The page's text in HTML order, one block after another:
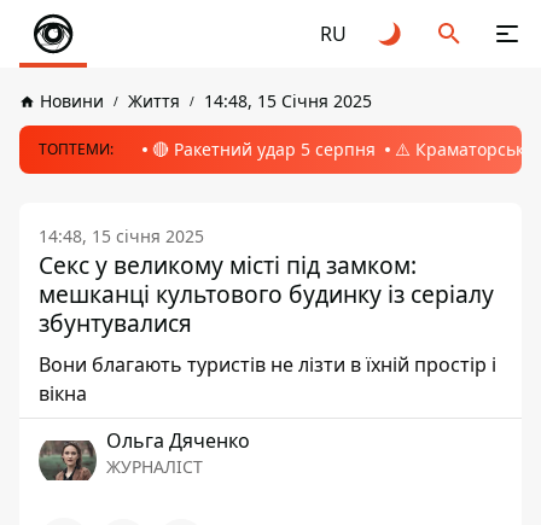
RU
Новини Життя 14:48, 15 Січня 2025
ТОПТЕМИ: 🔴 Ракетний удар 5 серпня ⚠️ Краматорськ,
14:48, 15 січня 2025
Секс у великому місті під замком:
мешканці культового будинку із серіалу
збунтувалися
Вони благають туристів не лізти в їхній простір і
вікна
Ольга Дяченко
ЖУРНАЛІСТ